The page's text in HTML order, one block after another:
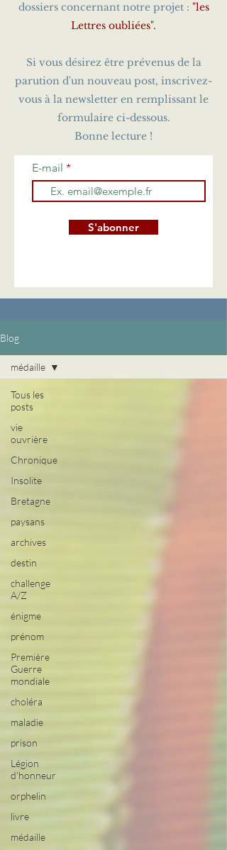
dossiers concernant notre projet : "les
Lettres oubliées".
Si vous désirez être prévenus de la
parution d'un nouveau post, inscrivez-
vous à la newsletter en remplissant le
formulaire ci-dessous.
Bonne lecture !
E-mail
S'abonner
Blog
Tous les
posts
vie
ouvrière
Chronique
Insolite
Bretagne
paysans
archives
destin
challenge
A/Z
énigme
prénom
Première
Guerre
mondiale
choléra
maladie
prison
Légion
d'honneur
orphelin
livre
médaille
médaille